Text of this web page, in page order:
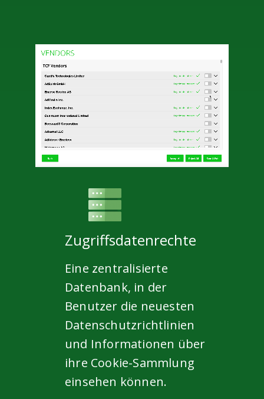
Zugriffsdatenrechte
Eine zentralisierte
Datenbank, in der
Benutzer die neuesten
Datenschutzrichtlinien
und Informationen über
ihre Cookie-Sammlung
einsehen können.